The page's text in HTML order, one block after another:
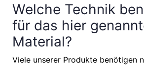
Welche Technik
für das hier
Material?
Viele unserer Produkte benötigen